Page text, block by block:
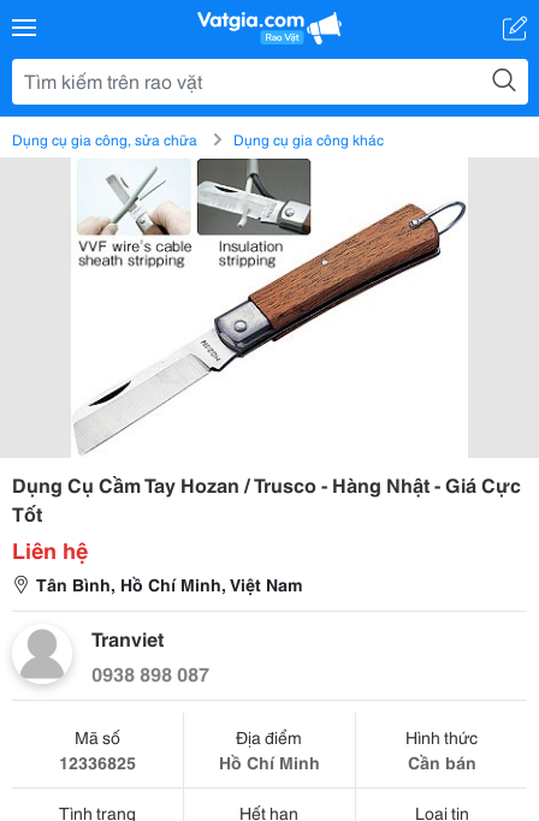
Dụng cụ gia công, sửa chữa Dụng cụ gia công khác
Dụng Cụ Cầm Tay Hozan / Trusco - Hàng Nhật - Giá Cực
Tốt
Liên hệ
Tân Bình, Hồ Chí Minh, Việt Nam
Tranviet
0938 898 087
Mã số
12336825
Địa điểm
Hồ Chí Minh
Hình thức
Cần bán
Tình trạng
Hết hạn
Loại tin